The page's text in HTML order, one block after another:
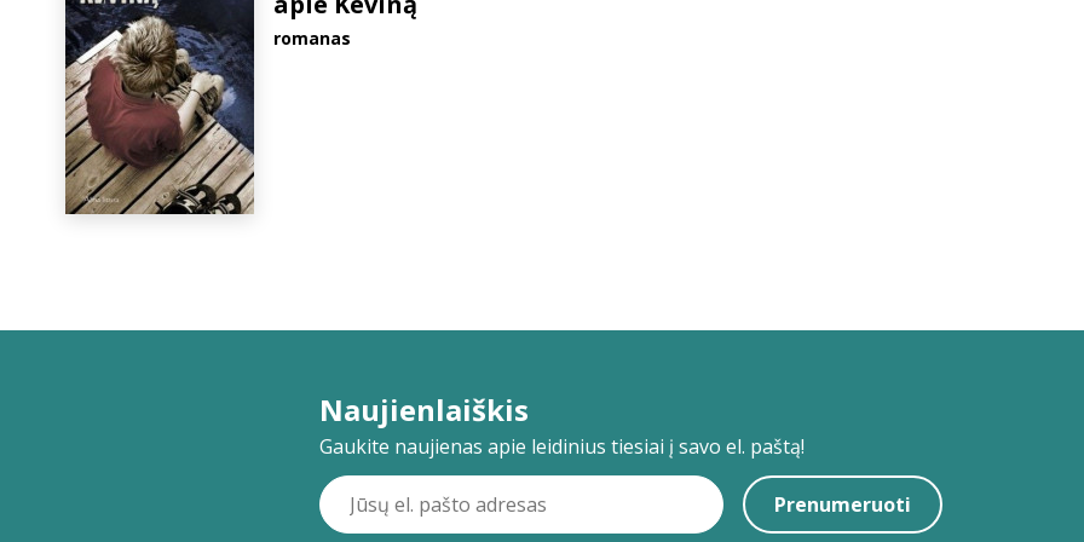
romanas
Naujienlaiškis
Gaukite naujienas apie leidinius tiesiai į savo el. paštą!
Prenumeruoti